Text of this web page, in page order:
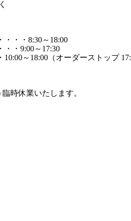
・・・ 8:30～18:00
・・ 9:00～17:30
10:00～18:00 （オーダーストップ
時休業いたします。